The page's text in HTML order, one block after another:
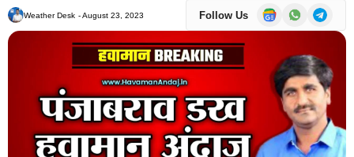
Weather Desk -August 23, 2023 Follow Us